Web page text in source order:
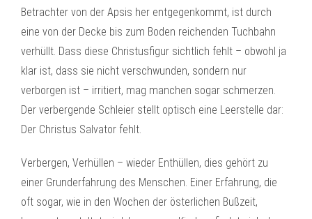
Betrachter von der Apsis her entgegenkommt, ist durch
eine von der Decke bis zum Boden reichenden Tuchbahn
verhüllt. Dass diese Christusfigur sichtlich fehlt – obwohl ja
klar ist, dass sie nicht verschwunden, sondern nur
verborgen ist – irritiert, mag manchen sogar schmerzen.
Der verbergende Schleier stellt optisch eine Leerstelle dar:
Der Christus Salvator fehlt.
Verbergen, Verhüllen – wieder Enthüllen, dies gehört zu
einer Grunderfahrung des Menschen. Einer Erfahrung, die
oft sogar, wie in den Wochen der österlichen Bußzeit,